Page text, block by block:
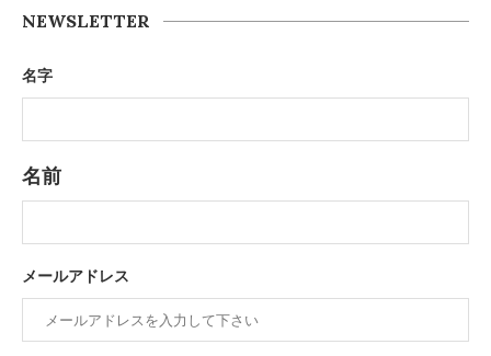
NEWSLETTER
名字
名前
メールアドレス